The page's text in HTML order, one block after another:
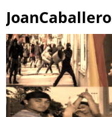
JoanCaballero